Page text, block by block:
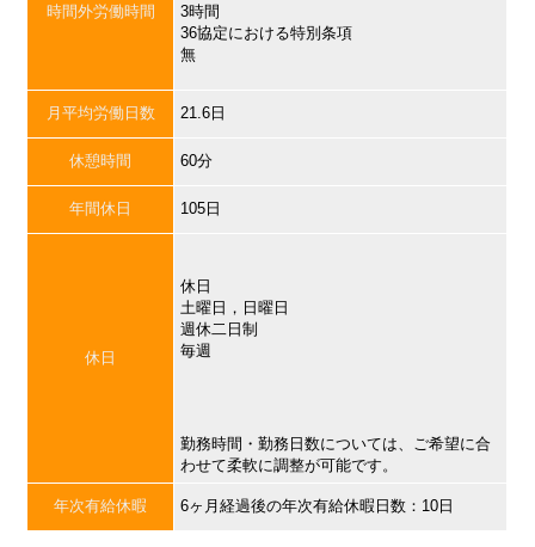
時間外労働時間
3時間
36協定における特別条項
無
月平均労働日数 21.6日
休憩時間 60分
年間休日 105日
休日
休日
土曜日，日曜日
週休二日制
毎週
勤務時間・勤務日数については、ご希望に合
わせて柔軟に調整が可能です。
年次有給休暇 6ヶ月経過後の年次有給休暇日数：10日